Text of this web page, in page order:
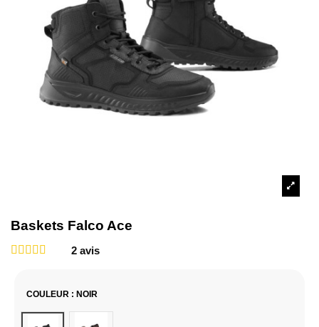
Baskets Falco Ace
2 avis
COULEUR : NOIR